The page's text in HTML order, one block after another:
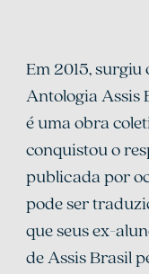
Em 2015,
Antologia Assis
é uma obra
conquistou o
publicada por
pode ser
que seus ex-
de Assis Brasil